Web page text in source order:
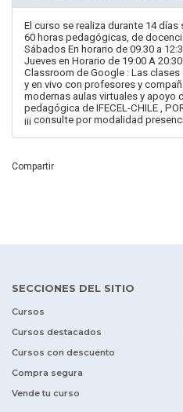
El curso se realiza durante 14
60 horas pedagógicas, de
Sábados En horario de 09.30 a
Jueves en Horario de 19:00 A
Classroom de Google : Las
y en vivo con profesores y
modernas aulas virtuales y apoyo
pedagógica de IFECEL-CHILE ,
¡¡¡ consulte por modalidad
Compartir
SECCIONES DEL SITIO
Cursos
Cursos destacados
Cursos con descuento
Compra segura
Vende tu curso